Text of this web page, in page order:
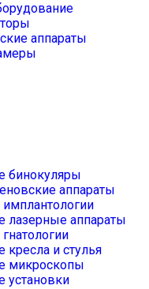
аппараты
бинокуляры
аппараты
лазерные аппараты
кресла и стулья
микроскопы
установки